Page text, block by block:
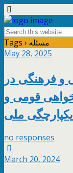
Tags › مسئله
May 28, 2025
و فرهنگی در
قومی و
no responses
March 20, 2024